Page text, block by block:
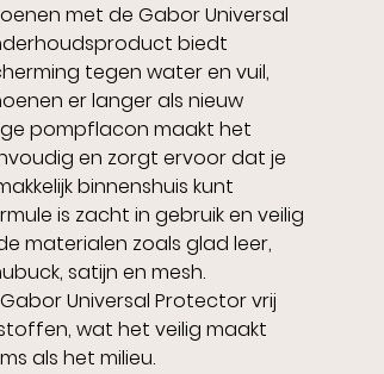
met de Gabor Universal
biedt
tegen water en vuil,
er langer als nieuw
pompflacon maakt het
en zorgt ervoor dat je
binnenshuis kunt
is zacht in gebruik en veilig
materialen zoals glad leer,
satijn en mesh.
Universal Protector vrij
wat het veilig maakt
als het milieu.